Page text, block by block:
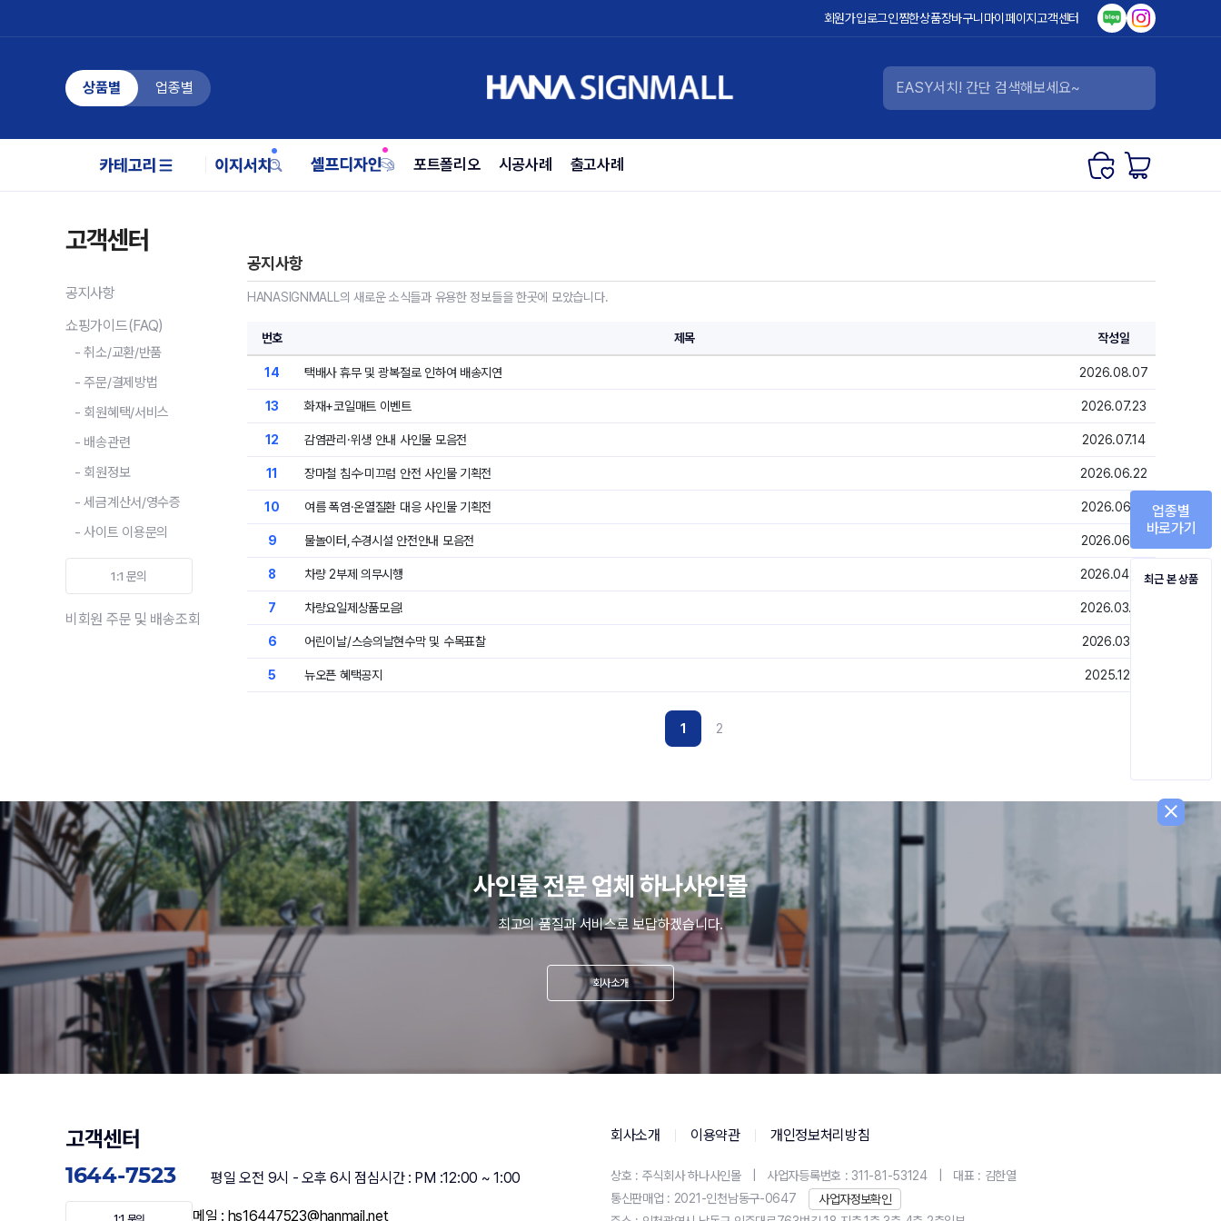
회원가입로그인찜한상품장바구니 마이페이지고객센터
상품별 업종별
포트폴리오 시공사례 출고사례
고객센터
공지사항
쇼핑가이드(FAQ)
- 취소/교환/반품
- 주문/결제방법
- 회원혜택/서비스
- 배송관련
- 회원정보
- 세금계산서/영수증
- 사이트 이용문의
1:1 문의
비회원 주문 및 배송조회
공지사항
HANASIGNMALL의 새로운 소식들과 유용한 정보들을 한곳에 모았습니다.
번호 제목 작성일
14 택배사 휴무 및 광복절로 인하여 배송지연 2026.08.07
13 화재+코일매트 이벤트 2026.07.23
12 감염관리·위생 안내 사인물 모음전 2026.07.14
11 장마철 침수·미끄럼 안전 사인물 기획전 2026.06.22
10 여름 폭염·온열질환 대응 사인물 기획전 2026.06.18
9 물놀이터,수경시설 안전안내 모음전 2026.06.01
8 차량 2부제 의무시행 2026.04.02
7 차량요일제상품모음! 2026.03.24
6 어린이날/스승의날현수막 및 수목표찰 2026.03.17
5 뉴오픈 혜택공지 2025.12.11
1 2
업종별
바로가기
최근 본 상품
close
사인물 전문 업체 하나사인몰
최고의 품질과 서비스로 보답하겠습니다.
회사소개
고객센터
1644-7523
평일 오전 9시 - 오후 6시 점심시간 : PM :12:00 ~ 1:00
메일 : hs16447523@hanmail.net
회사소개 이용약관 개인정보처리방침
상호 : 주식회사 하나사인몰 사업자등록번호 : 311-81-53124
대표 : 김한열
통신판매업 : 2021-인천남동구-0647
사업자정보확인